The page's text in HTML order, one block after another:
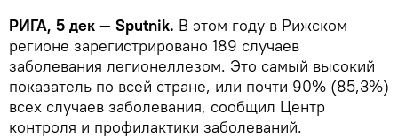
РИГА, 5 дек — Sputnik. В этом году в Рижском
регионе зарегистрировано 189 случаев
заболевания легионеллезом. Это самый высокий
показатель по всей стране, или почти 90% (85,3%)
всех случаев заболевания, сообщил Центр
контроля и профилактики заболеваний.